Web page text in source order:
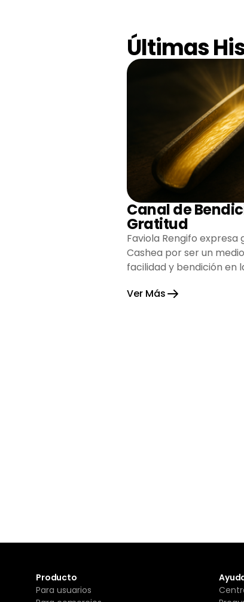
Últimas
Canal de
Gratitud
Faviola Rengifo expresa
Cashea por ser un
facilidad y bendición en
esperanza.
Ver Más
Producto
Para usuarios